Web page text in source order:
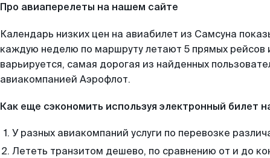
Про авиаперелеты на нашем сайте
Календарь низких цен на авиабилет из Самсуна
каждую неделю по маршруту летают 5 прямых рейсов
варьируется, самая дорогая из найденных
авиакомпанией Аэрофлот.
Как еще сэкономить используя электронный билет
У разных авиакомпаний услуги по перевозке
Лететь транзитом дешево, по сравнению от и до